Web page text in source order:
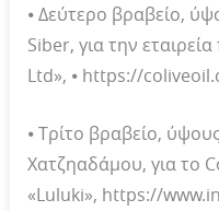
⦁ Δεύτερο βραβείο,
Siber, για την
Ltd», ⦁ https://
⦁ Τρίτο βραβείο,
Χατζηαδάμου, για το
«Luluki», https://